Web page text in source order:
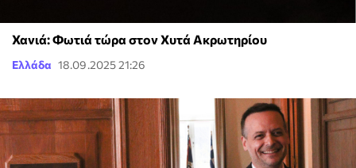
Χανιά: Φωτιά τώρα στον Χυτά Ακρωτηρίου
Ελλάδα 18.09.2025 21:26